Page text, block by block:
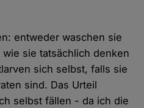
entweder waschen sie
sie tatsächlich denken
sich selbst, falls sie
sind. Das Urteil
selbst fällen - da ich die